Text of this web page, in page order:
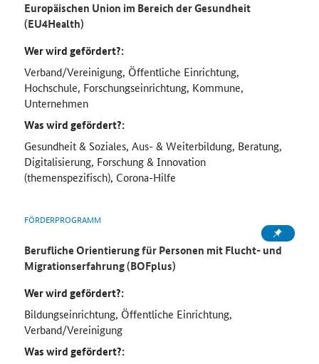
Europäischen Union im Bereich der Gesundheit
(EU4Health)
Wer wird gefördert?:
Verband/Vereinigung, Öffentliche Einrichtung,
Hochschule, Forschungseinrichtung, Kommune,
Unternehmen
Was wird gefördert?:
Gesundheit & Soziales, Aus- & Weiterbildung, Beratung,
Digitalisierung, Forschung & Innovation
(themenspezifisch), Corona-Hilfe
FÖRDERPROGRAMM
Berufliche Orientierung für Personen mit Flucht- und
Migrationserfahrung (BOFplus)
Wer wird gefördert?:
Bildungseinrichtung, Öffentliche Einrichtung,
Verband/Vereinigung
Was wird gefördert?: